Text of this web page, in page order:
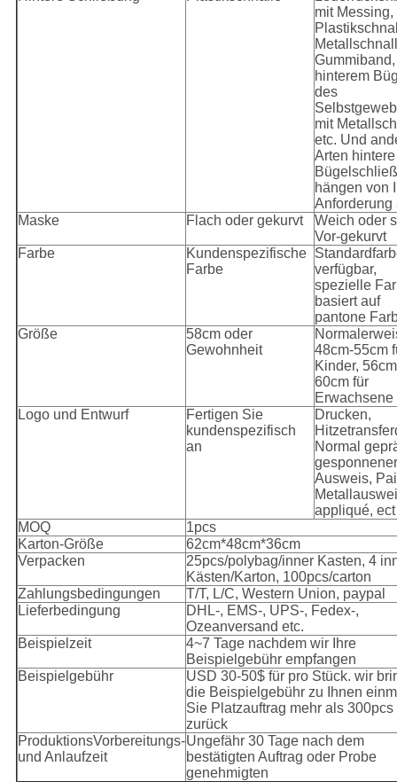
mit Messing,
Gummiband,
hinterem
des
mit
etc. Und
Arten hintere
hängen von
Anforderung
Maske
Flach oder gekurvt
Weich oder
Vor-gekurvt
Farbe
Kundenspezifische
Farbe
verfügbar,
spezielle
basiert auf
pantone
Größe
58cm oder
Gewohnheit
48cm-55cm
Kinder,
60cm für
Erwachsene
Logo und Entwurf
Fertigen Sie
kundenspezifisch
an
Drucken,
Normal
gesponnener
Ausweis,
appliqué, ect
MOQ
1pcs
Karton-Größe
62cm*48cm*36cm
Verpacken
25pcs/polybag/inner Kasten, 4
Kästen/Karton, 100pcs/carton
Zahlungsbedingungen
T/T, L/C, Western Union, paypal
Lieferbedingung
DHL-, EMS-, UPS-, Fedex-,
Ozeanversand etc.
Beispielzeit
4~7 Tage nachdem wir Ihre
Beispielgebühr empfangen
Beispielgebühr
USD 30-50$ für pro Stück. wir
die Beispielgebühr zu Ihnen
Sie Platzauftrag mehr als 300pcs
zurück
ProduktionsVorbereitungs-
und Anlaufzeit
Ungefähr 30 Tage nach dem
bestätigten Auftrag oder Probe
genehmigten